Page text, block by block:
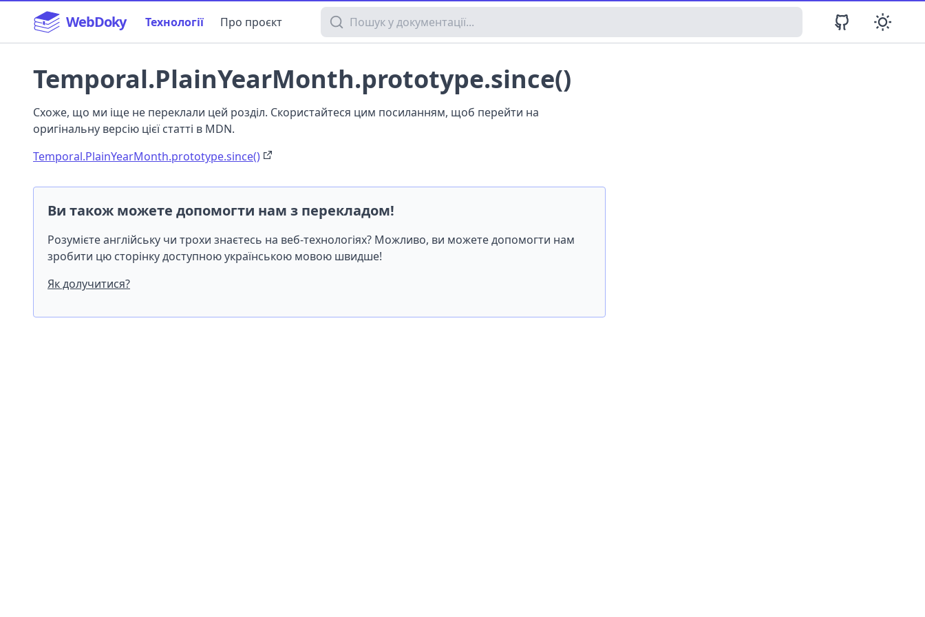
WebDoky Технології Про проєкт Пошук у документації
Temporal.PlainYearMonth.prototype.since()
Схоже, що ми іще не переклали цей розділ. Скористайтеся цим посиланням, щоб перейти на
оригінальну версію цієї статті в MDN.
Temporal.PlainYearMonth.prototype.since()
Ви також можете допомогти нам з перекладом!
Розумієте англійську чи трохи знаєтесь на веб-технологіях? Можливо, ви можете допомогти нам
зробити цю сторінку доступною українською мовою швидше!
Як долучитися?